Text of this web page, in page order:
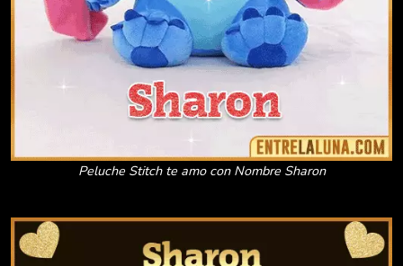
Peluche Stitch te amo con Nombre Sharon